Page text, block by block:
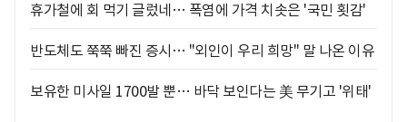
휴가철에 회 먹기 글렀네… 폭염에 가격 치솟은 '국민 횟감'
반도체도 쭉쭉 빠진 증시… "외인이 우리 희망" 말 나온 이유
보유한 미사일 1700발 뿐… 바닥 보인다는 美 무기고 '위태'